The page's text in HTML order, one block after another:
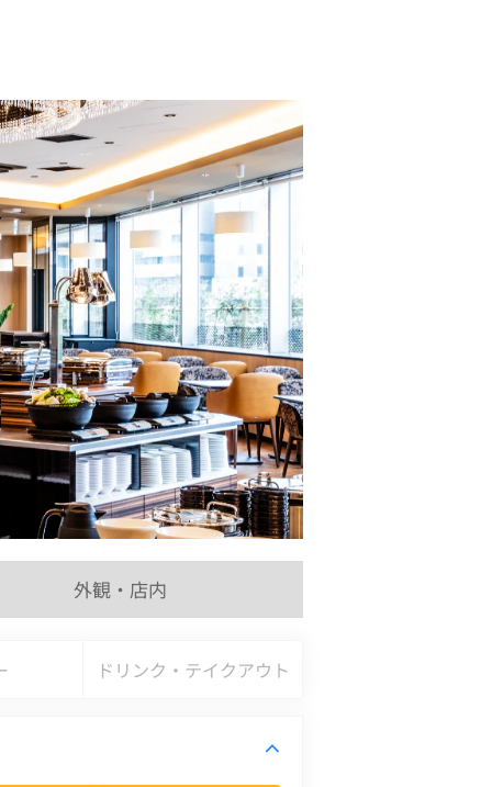
外観・店内
ドリンク・テイクアウト